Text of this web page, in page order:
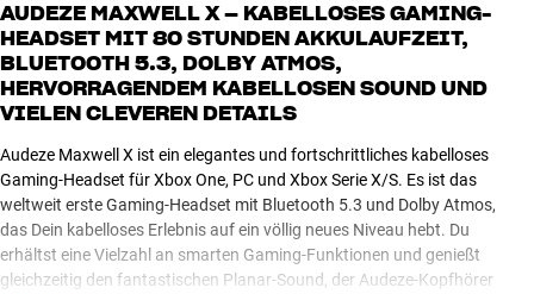
AUDEZE MAXWELL X – KABELLOSES GAMING-
HEADSET MIT 80 STUNDEN AKKULAUFZEIT,
BLUETOOTH 5.3, DOLBY ATMOS,
HERVORRAGENDEM KABELLOSEN SOUND UND
VIELEN CLEVEREN DETAILS
Audeze Maxwell X ist ein elegantes und fortschrittliches kabelloses
Gaming-Headset für Xbox One, PC und Xbox Serie X/S. Es ist das
weltweit erste Gaming-Headset mit Bluetooth 5.3 und Dolby Atmos,
das Dein kabelloses Erlebnis auf ein völlig neues Niveau hebt. Du
erhältst eine Vielzahl an smarten Gaming-Funktionen und genießt
gleichzeitig den fantastischen Planar-Sound, der Audeze-Kopfhörer